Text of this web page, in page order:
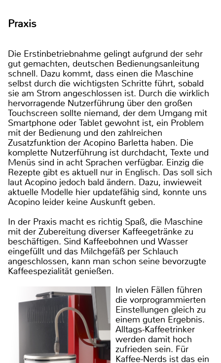
Praxis
Die Erstinbetriebnahme gelingt aufgrund der sehr
gut gemachten, deutschen Bedienungsanleitung
schnell. Dazu kommt, dass einen die Maschine
selbst durch die wichtigsten Schritte führt, sobald
sie am Strom angeschlossen ist. Durch die wirklich
hervorragende Nutzerführung über den großen
Touchscreen sollte niemand, der dem Umgang mit
Smartphone oder Tablet gewohnt ist, ein Problem
mit der Bedienung und den zahlreichen
Zusatzfunktion der Acopino Barletta haben. Die
komplette Nutzerführung ist durchdacht, Texte und
Menüs sind in acht Sprachen verfügbar. Einzig die
Rezepte gibt es aktuell nur in Englisch. Das soll sich
laut Acopino jedoch bald ändern. Dazu, inwieweit
aktuelle Modelle hier updatefähig sind, konnte uns
Acopino leider keine Auskunft geben.
In der Praxis macht es richtig Spaß, die Maschine
mit der Zubereitung diverser Kaffeegetränke zu
beschäftigen. Sind Kaffeebohnen und Wasser
eingefüllt und das Milchgefäß per Schlauch
angeschlossen, kann man schon seine bevorzugte
Kaffeespezialität genießen.
In vielen Fällen führen
die vorprogrammierten
Einstellungen gleich zu
einem guten Ergebnis.
Alltags-Kaffeetrinker
werden damit hoch
zufrieden sein. Für
Kaffee-Nerds ist das ein